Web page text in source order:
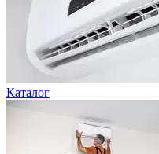
Каталог